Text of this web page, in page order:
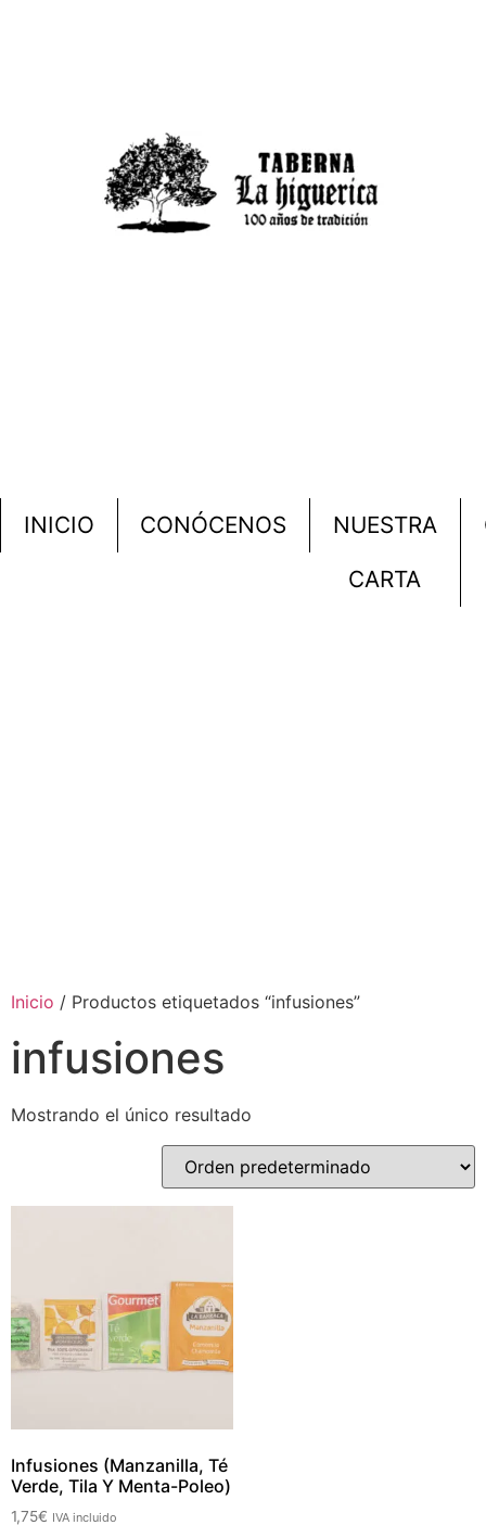
INICIO CONÓCENOS
NUESTRA
CARTA
Inicio / Productos etiquetados “infusiones”
infusiones
Mostrando el único resultado
Infusiones (Manzanilla, Té
Verde, Tila Y Menta-Poleo)
1,75€ IVA incluido